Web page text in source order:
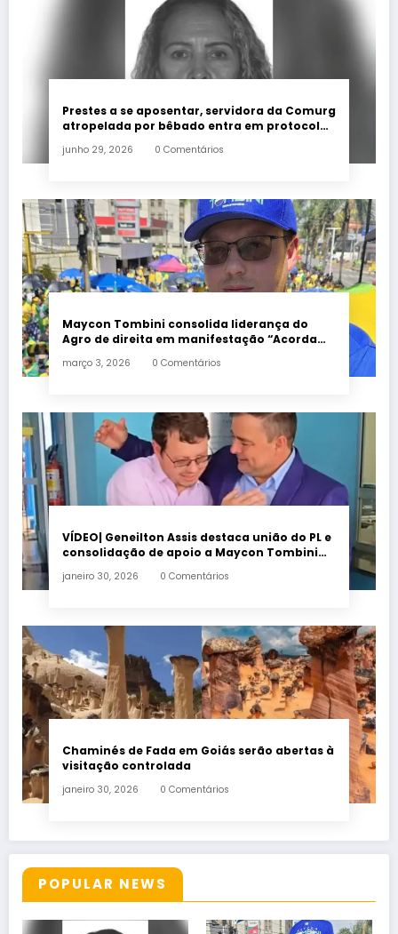
Prestes a se aposentar, servidora da Comurg
atropelada por bêbado entra em protocolo
junho 29, 2026 0 Comentários
Maycon Tombini consolida liderança do
Agro de direita em manifestação “Acorda
março 3, 2026 0 Comentários
VÍDEO| Geneilton Assis destaca união do PL e
consolidação de apoio a Maycon Tombini
janeiro 30, 2026 0 Comentários
Chaminés de Fada em Goiás serão abertas à
visitação controlada
janeiro 30, 2026 0 Comentários
POPULAR NEWS